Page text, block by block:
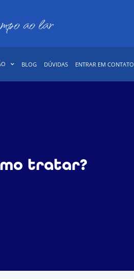
ao lar
BLOG DÚVIDAS ENTRAR EM CONTATO
tratar?